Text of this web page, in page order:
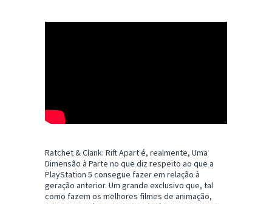
Ratchet & Clank: Rift Apart é, realmente, Uma
Dimensão à Parte no que diz respeito ao que a
PlayStation 5 consegue fazer em relação à
geração anterior. Um grande exclusivo que, tal
como fazem os melhores filmes de animação,